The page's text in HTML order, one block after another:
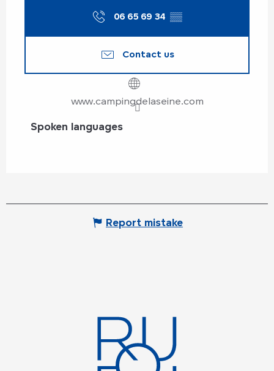
06 65 69 34 ▒▒
Contact us
www.campingdelaseine.com
Spoken languages
Spoken languages
Report mistake